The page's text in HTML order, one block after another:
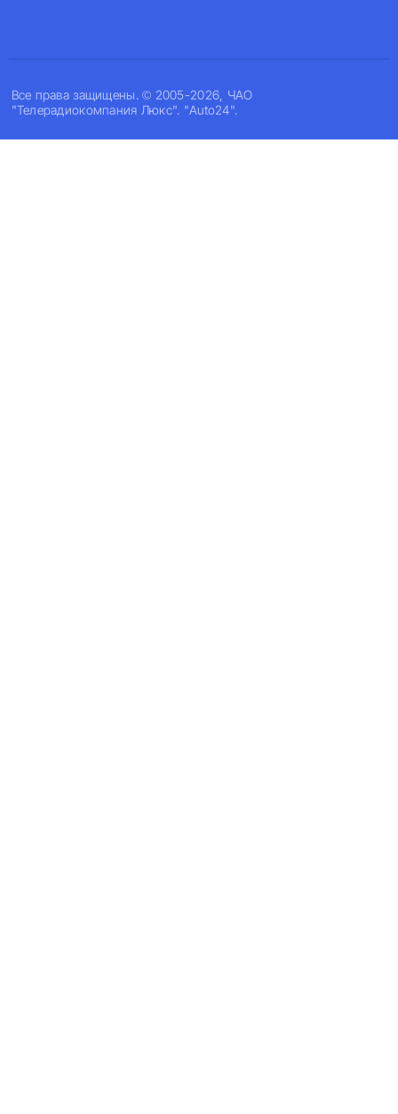
Все права защищены. © 2005-2026, ЧАО
"Телерадиокомпания Люкс". "Auto24".